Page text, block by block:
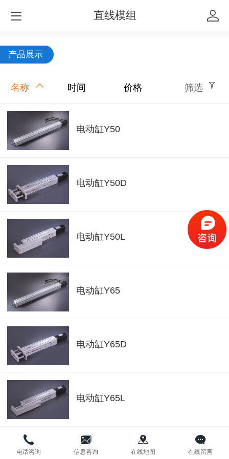
直线模组
产品展示
名称 时间 价格 筛选
电动缸Y50
电动缸Y50D
电动缸Y50L
电动缸Y65
电动缸Y65D
电动缸Y65L
电动阻挡缸CBD32
电话咨询 信息咨询 在线地图 在线留言